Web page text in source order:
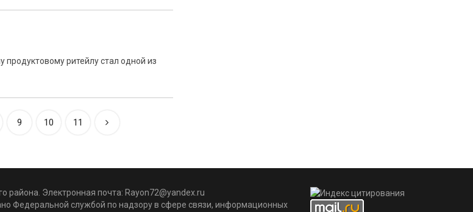
ритейлу стал одной из
9 10 11
района. Электронная почта: Rayon72@yandex.ru
Федеральной службой по надзору в сфере связи, информационных